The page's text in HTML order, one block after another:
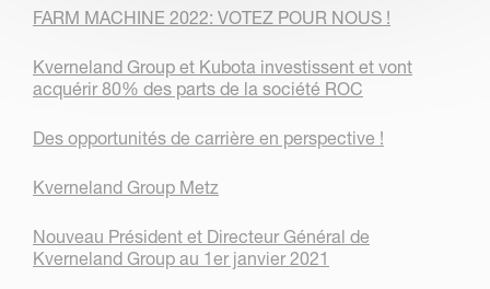
FARM MACHINE 2022: VOTEZ POUR NOUS !
Kverneland Group et Kubota investissent et vont
acquérir 80% des parts de la société ROC
Des opportunités de carrière en perspective !
Kverneland Group Metz
Nouveau Président et Directeur Général de
Kverneland Group au 1er janvier 2021